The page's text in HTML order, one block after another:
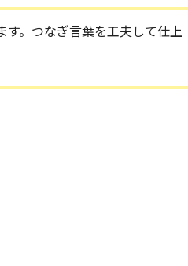
。つなぎ言葉を工夫して仕上